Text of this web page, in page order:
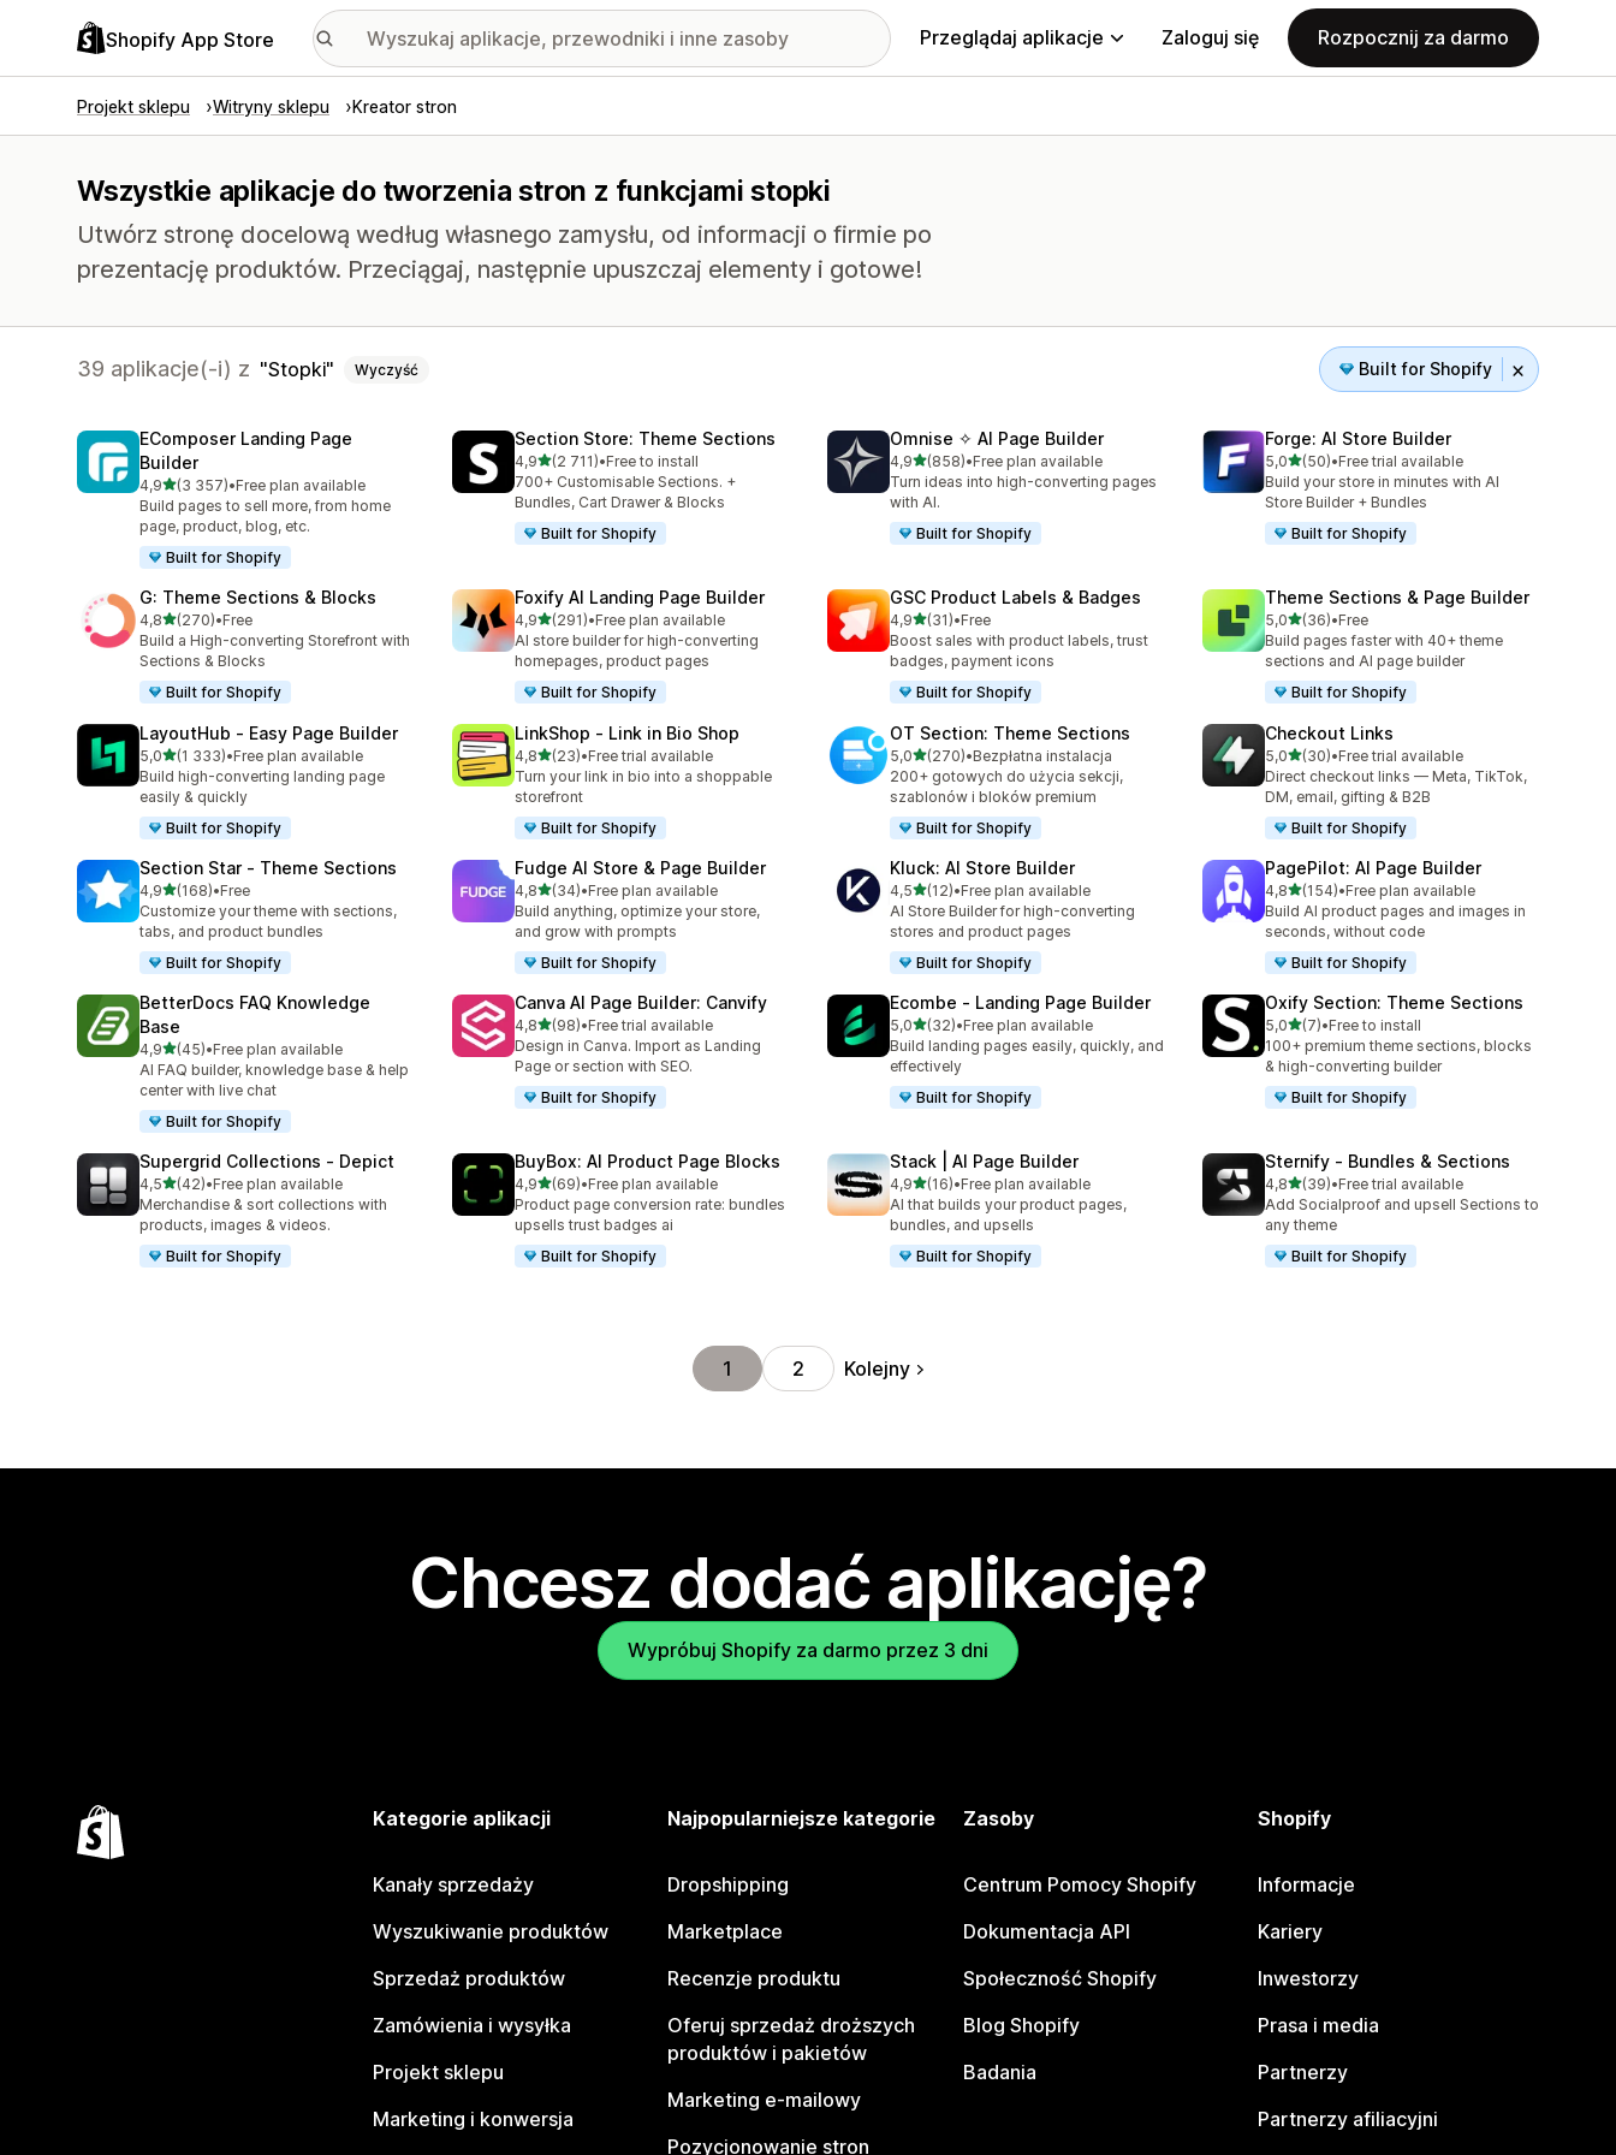
Shopify App Store Przeglądaj aplikacje Zaloguj się Rozpocznij za darmo
Projekt sklepu Witryny sklepu Kreator stron
Wszystkie aplikacje do tworzenia stron z funkcjami stopki
Utwórz stronę docelową według własnego zamysłu, od informacji o firmie po
prezentację produktów. Przeciągaj, następnie upuszczaj elementy i gotowe!
39 aplikacje(-i) z Stopki Wyczyść Built for Shopify
EComposer Landing Page
Builder
4,9na 5 gwiazdek
(3 357)
Łączna liczba recenzji: 3357
•Free plan available
Build pages to sell more, from home
page, product, blog, etc.
Built for Shopify
Section Store: Theme Sections
4,9na 5 gwiazdek
(2 711)
Łączna liczba recenzji: 2711
•Free to install
700+ Customisable Sections. +
Bundles, Cart Drawer & Blocks
Built for Shopify
Omnise ✧ AI Page Builder
4,9na 5 gwiazdek
(858)
Łączna liczba recenzji: 858
•Free plan available
Turn ideas into high-converting pages
with AI.
Built for Shopify
Forge: AI Store Builder
5,0na 5 gwiazdek
(50)
Łączna liczba recenzji: 50
•Free trial available
Build your store in minutes with AI
Store Builder + Bundles
Built for Shopify
G: Theme Sections & Blocks
4,8na 5 gwiazdek
(270)
Łączna liczba recenzji: 270
•Free
Build a High-converting Storefront with
Sections & Blocks
Built for Shopify
Foxify AI Landing Page Builder
4,9na 5 gwiazdek
(291)
Łączna liczba recenzji: 291
•Free plan available
AI store builder for high-converting
homepages, product pages
Built for Shopify
GSC Product Labels & Badges
4,9na 5 gwiazdek
(31)
Łączna liczba recenzji: 31
•Free
Boost sales with product labels, trust
badges, payment icons
Built for Shopify
Theme Sections & Page Builder
5,0na 5 gwiazdek
(36)
Łączna liczba recenzji: 36
•Free
Build pages faster with 40+ theme
sections and AI page builder
Built for Shopify
LayoutHub ‑ Easy Page Builder
5,0na 5 gwiazdek
(1 333)
Łączna liczba recenzji: 1333
•Free plan available
Build high-converting landing page
easily & quickly
Built for Shopify
LinkShop ‑ Link in Bio Shop
4,8na 5 gwiazdek
(23)
Łączna liczba recenzji: 23
•Free trial available
Turn your link in bio into a shoppable
storefront
Built for Shopify
OT Section: Theme Sections
5,0na 5 gwiazdek
(270)
Łączna liczba recenzji: 270
•Bezpłatna instalacja
200+ gotowych do użycia sekcji,
szablonów i bloków premium
Built for Shopify
Checkout Links
5,0na 5 gwiazdek
(30)
Łączna liczba recenzji: 30
•Free trial available
Direct checkout links — Meta, TikTok,
DM, email, gifting & B2B
Built for Shopify
Section Star ‑ Theme Sections
4,9na 5 gwiazdek
(168)
Łączna liczba recenzji: 168
•Free
Customize your theme with sections,
tabs, and product bundles
Built for Shopify
Fudge AI Store & Page Builder
4,8na 5 gwiazdek
(34)
Łączna liczba recenzji: 34
•Free plan available
Build anything, optimize your store,
and grow with prompts
Built for Shopify
Kluck: AI Store Builder
4,5na 5 gwiazdek
(12)
Łączna liczba recenzji: 12
•Free plan available
AI Store Builder for high-converting
stores and product pages
Built for Shopify
PagePilot: AI Page Builder
4,8na 5 gwiazdek
(154)
Łączna liczba recenzji: 154
•Free plan available
Build AI product pages and images in
seconds, without code
Built for Shopify
BetterDocs FAQ Knowledge
Base
4,9na 5 gwiazdek
(45)
Łączna liczba recenzji: 45
•Free plan available
AI FAQ builder, knowledge base & help
center with live chat
Built for Shopify
Canva AI Page Builder: Canvify
4,8na 5 gwiazdek
(98)
Łączna liczba recenzji: 98
•Free trial available
Design in Canva. Import as Landing
Page or section with SEO.
Built for Shopify
Ecombe ‑ Landing Page Builder
5,0na 5 gwiazdek
(32)
Łączna liczba recenzji: 32
•Free plan available
Build landing pages easily, quickly, and
effectively
Built for Shopify
Oxify Section: Theme Sections
5,0na 5 gwiazdek
(7)
Łączna liczba recenzji: 7
•Free to install
100+ premium theme sections, blocks
& high-converting builder
Built for Shopify
Supergrid Collections ‑ Depict
4,5na 5 gwiazdek
(42)
Łączna liczba recenzji: 42
•Free plan available
Merchandise & sort collections with
products, images & videos.
Built for Shopify
BuyBox: AI Product Page Blocks
4,9na 5 gwiazdek
(69)
Łączna liczba recenzji: 69
•Free plan available
Product page conversion rate: bundles
upsells trust badges ai
Built for Shopify
Stack | AI Page Builder
4,9na 5 gwiazdek
(16)
Łączna liczba recenzji: 16
•Free plan available
AI that builds your product pages,
bundles, and upsells
Built for Shopify
Sternify ‑ Bundles & Sections
4,8na 5 gwiazdek
(39)
Łączna liczba recenzji: 39
•Free trial available
Add Socialproof and upsell Sections to
any theme
Built for Shopify
1 2 Kolejny
Chcesz dodać aplikację?
Wypróbuj Shopify za darmo przez 3 dni
Kategorie aplikacji
Kanały sprzedaży
Wyszukiwanie produktów
Sprzedaż produktów
Zamówienia i wysyłka
Projekt sklepu
Marketing i konwersja
Najpopularniejsze kategorie
Dropshipping
Marketplace
Recenzje produktu
Oferuj sprzedaż droższych
produktów i pakietów
Marketing e-mailowy
Pozycjonowanie stron
Zasoby
Centrum Pomocy Shopify
Dokumentacja API
Społeczność Shopify
Blog Shopify
Badania
Shopify
Informacje
Kariery
Inwestorzy
Prasa i media
Partnerzy
Partnerzy afiliacyjni